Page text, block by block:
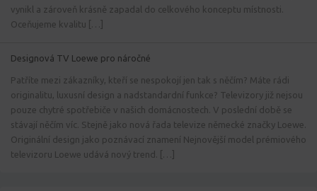
vynikl a zároveň krásně zapadal do celkového konceptu místnosti.
Oceňujeme kvalitu […]
Designová TV Loewe pro náročné
Patříte mezi zákazníky, kteří se nespokojí jen tak s něčím? Máte rádi
originalitu, luxusní design a nadstandardní funkce? Televizory již nejsou
pouze chytré spotřebiče v našich domácnostech. V poslední době se
stávají něčím víc. Stejně jako nová řada televize německé značky Loewe.
Originální design jako poznávací znamení Nejnovější model prémiového
televizoru Loewe udává nový trend. […]